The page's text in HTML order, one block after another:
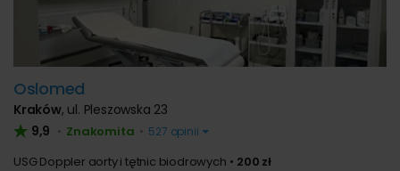
Oslomed
Kraków, ul. Pleszowska 23
9,9 • Znakomita • 527 opinii
USG Doppler aorty i tętnic biodrowych 200 zł